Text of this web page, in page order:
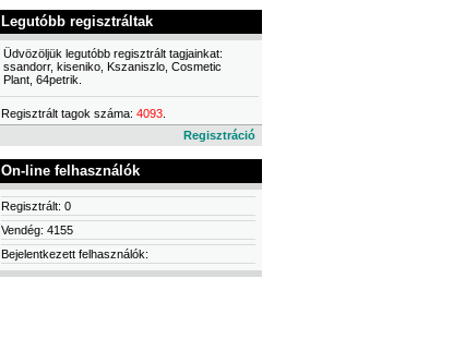
Legutóbb regisztráltak
Üdvözöljük legutóbb regisztrált tagjainkat:
ssandorr, kiseniko, Kszaniszlo, Cosmetic
Plant, 64petrik.
Regisztrált tagok száma: 4093
Regisztráció
On-line felhasználók
Regisztrált: 0
Vendég: 4155
Bejelentkezett felhasználók: